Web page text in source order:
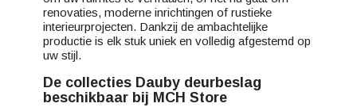
renovaties, moderne inrichtingen of rustieke
interieurprojecten. Dankzij de ambachtelijke
productie is elk stuk uniek en volledig afgestemd op
uw stijl.
De collecties Dauby deurbeslag
beschikbaar bij MCH Store